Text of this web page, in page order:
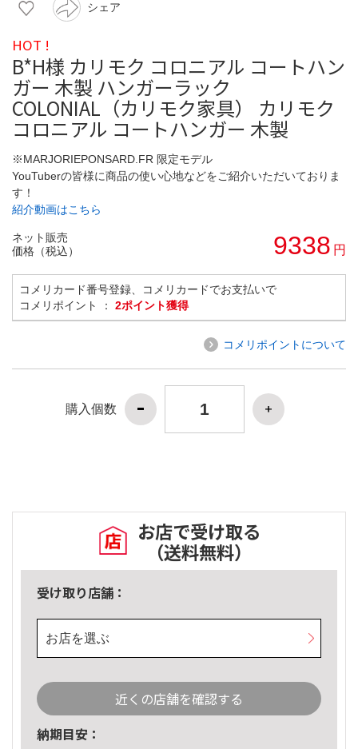
シェア
HOT !
B*H様 カリモク コロニアル コートハン
ガー 木製 ハンガーラック
COLONIAL（カリモク家具） カリモク
コロニアル コートハンガー 木製
※MARJORIEPONSARD.FR 限定モデル
YouTuberの皆様に商品の使い心地などをご紹介いただいておりま
す！
紹介動画はこちら
ネット販売
価格（税込）
9338 円
コメリカード番号登録、コメリカードでお支払いで
コメリポイント ： 2ポイント獲得
コメリポイントについて
購入個数
お店で受け取る
（送料無料）
受け取り店舗：
お店を選ぶ
近くの店舗を確認する
納期目安：